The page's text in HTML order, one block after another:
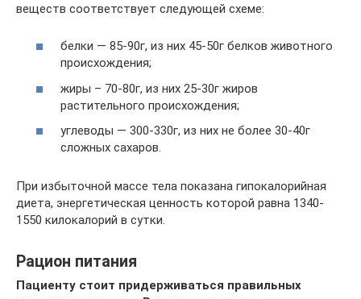
веществ соответствует следующей схеме:
белки — 85-90г, из них 45-50г белков животного
происхождения;
жиры – 70-80г, из них 25-30г жиров
растительного происхождения;
углеводы — 300-330г, из них не более 30-40г
сложных сахаров.
При избыточной массе тела показана гипокалорийная
диета, энергетическая ценность которой равна 1340-
1550 килокалорий в сутки.
Рацион питания
Пациенту стоит придерживаться правильных